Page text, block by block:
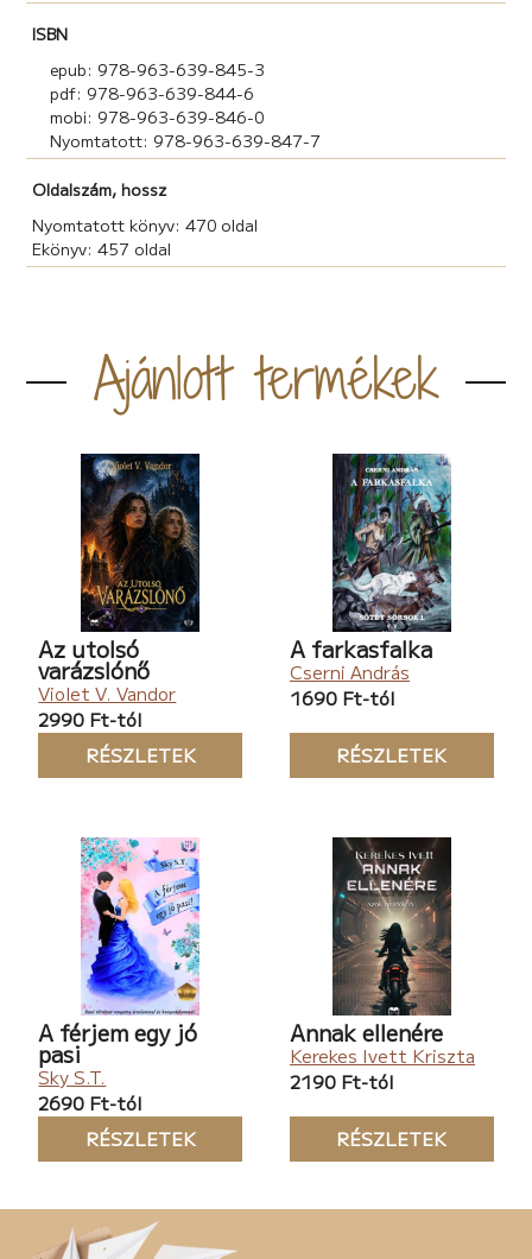
ISBN
epub: 978-963-639-845-3
pdf: 978-963-639-844-6
mobi: 978-963-639-846-0
Nyomtatott: 978-963-639-847-7
Oldalszám, hossz
Nyomtatott könyv: 470 oldal
Ekönyv: 457 oldal
Ajánlott termékek
Az utolsó
varázslónő
Violet V. Vandor
2990 Ft-tól
RÉSZLETEK
A farkasfalka
Cserni András
1690 Ft-tól
RÉSZLETEK
A férjem egy jó
pasi
Sky S.T.
2690 Ft-tól
RÉSZLETEK
Annak ellenére
Kerekes Ivett Kriszta
2190 Ft-tól
RÉSZLETEK